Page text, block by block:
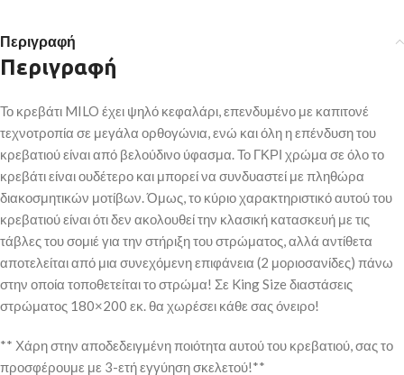
Περιγραφή
Περιγραφή
Το κρεβάτι MILO έχει ψηλό κεφαλάρι, επενδυμένο με καπιτονέ
τεχνοτροπία σε μεγάλα ορθογώνια, ενώ και όλη η επένδυση του
κρεβατιού είναι από βελούδινο ύφασμα. Το ΓΚΡΙ χρώμα σε όλο το
κρεβάτι είναι ουδέτερο και μπορεί να συνδυαστεί με πληθώρα
διακοσμητικών μοτίβων. Όμως, το κύριο χαρακτηριστικό αυτού του
κρεβατιού είναι ότι δεν ακολουθεί την κλασική κατασκευή με τις
τάβλες του σομιέ για την στήριξη του στρώματος, αλλά αντίθετα
αποτελείται από μια συνεχόμενη επιφάνεια (2 μοριοσανίδες) πάνω
στην οποία τοποθετείται το στρώμα! Σε King Size διαστάσεις
στρώματος 180×200 εκ. θα χωρέσει κάθε σας όνειρο!
** Χάρη στην αποδεδειγμένη ποιότητα αυτού του κρεβατιού, σας το
προσφέρουμε με 3-ετή εγγύηση σκελετού!**